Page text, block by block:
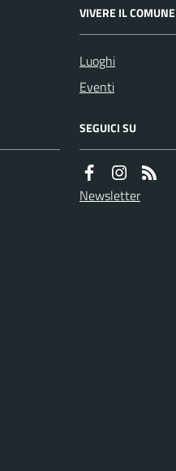
VIVERE IL COMUNE
Luoghi
Eventi
SEGUICI SU
Newsletter